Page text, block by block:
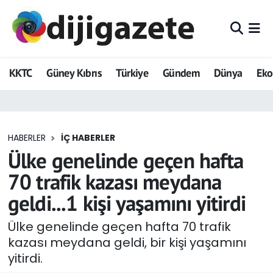
KKTC Güney Kıbrıs Türkiye Gündem Dünya
HABERLER İÇ HABERLER
Ülke genelinde geçen hafta
70 trafik kazası meydana
geldi...1 kişi yaşamını yitirdi
Ülke genelinde geçen hafta 70 trafik
kazası meydana geldi, bir kişi yaşamını
yitirdi.
ADVERTORIAL
Dijigazete
Eğitim
Ekonomi
Foto Galeri
GEZİ
Güncel
Hava Durumu
Trafik Durumu
Tüm Manşetler
Son Dakika Haberleri
Haber Arşivi